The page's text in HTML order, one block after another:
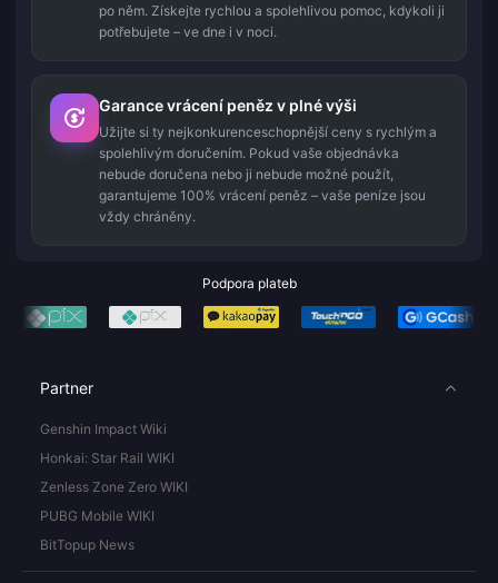
po něm. Získejte rychlou a spolehlivou pomoc, kdykoli ji
potřebujete – ve dne i v noci.
Garance vrácení peněz v plné výši
Užijte si ty nejkonkurenceschopnější ceny s rychlým a
spolehlivým doručením. Pokud vaše objednávka
nebude doručena nebo ji nebude možné použít,
garantujeme 100% vrácení peněz – vaše peníze jsou
vždy chráněny.
Podpora plateb
Partner
Genshin Impact Wiki
Honkai: Star Rail WIKI
Zenless Zone Zero WIKI
PUBG Mobile WIKI
BitTopup News